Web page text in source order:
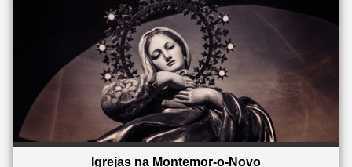
Igrejas na Montemor-o-Novo